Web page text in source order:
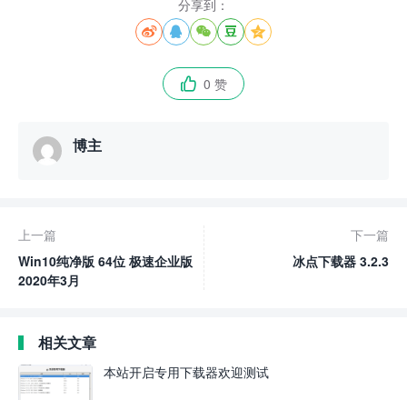
分享到：
    
 0 赞
博主
上一篇
Win10纯净版 64位 极速企业版
2020年3月
下一篇
冰点下载器 3.2.3
相关文章
本站开启专用下载器欢迎测试